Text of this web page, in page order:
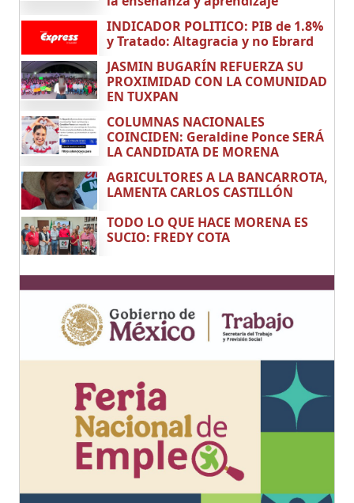
INDICADOR POLITICO: PIB de 1.8%
y Tratado: Altagracia y no Ebrard
JASMIN BUGARÍN REFUERZA SU
PROXIMIDAD CON LA COMUNIDAD
EN TUXPAN
COLUMNAS NACIONALES
COINCIDEN: Geraldine Ponce SERÁ
LA CANDIDATA DE MORENA
AGRICULTORES A LA BANCARROTA,
LAMENTA CARLOS CASTILLÓN
TODO LO QUE HACE MORENA ES
SUCIO: FREDY COTA